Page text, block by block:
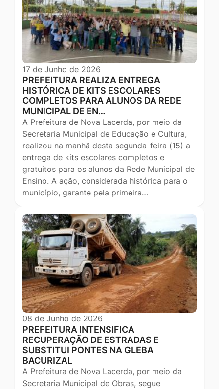
17 de Junho de 2026
PREFEITURA REALIZA ENTREGA
HISTÓRICA DE KITS ESCOLARES
COMPLETOS PARA ALUNOS DA REDE
MUNICIPAL DE EN…
A Prefeitura de Nova Lacerda, por meio da
Secretaria Municipal de Educação e Cultura,
realizou na manhã desta segunda-feira (15) a
entrega de kits escolares completos e
gratuitos para os alunos da Rede Municipal de
Ensino. A ação, considerada histórica para o
município, garante pela primeira…
08 de Junho de 2026
PREFEITURA INTENSIFICA
RECUPERAÇÃO DE ESTRADAS E
SUBSTITUI PONTES NA GLEBA
BACURIZAL
A Prefeitura de Nova Lacerda, por meio da
Secretaria Municipal de Obras, segue